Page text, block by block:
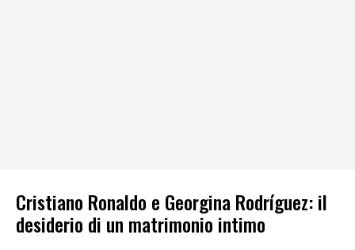
Cristiano Ronaldo e Georgina Rodríguez: il
desiderio di un matrimonio intimo